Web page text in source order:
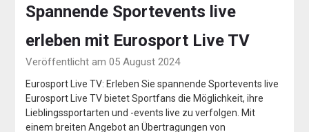
Spannende Sportevents live
erleben mit Eurosport Live TV
Veröffentlicht am 05 August 2024
Eurosport Live TV: Erleben Sie spannende Sportevents live
Eurosport Live TV bietet Sportfans die Möglichkeit, ihre
Lieblingssportarten und -events live zu verfolgen. Mit
einem breiten Angebot an Übertragungen von